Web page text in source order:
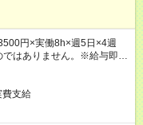
円×実働8h×週5日×4週
はありません。※給与即受
費支給